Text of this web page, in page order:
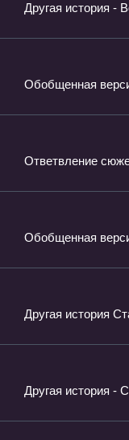
Другая история -
Обобщенная
Ответвление
Обобщенная
Другая история
Другая история -